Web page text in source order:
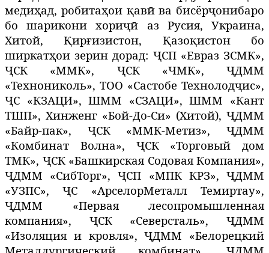
медиҳад, робитаҳои қавӣ ва бисёрҷонибаро
бо шарикони хориҷӣ аз Русия, Украина,
Хитой, Қирғизистон, Қазоқистон бо
ширкатҳои зерин дорад: ҶСП «Евраз ЗСМК»,
ҶСК «ММК», ҶСК «ЧМК», ҶДММ
«Технониколь», ТОО «Састобе Технолодҷис»,
ҶС «КЗАЦИ», ШММ «СЗАЦИ», ШММ «Кант
ТШП», Хинженг «Бой-До-Си» (Хитой), ҶДММ
«Байр-пак», ҶСК «ММК-Метиз», ҶДММ
«Комбинат Волна», ҶСК «Торговый дом
ТМК», ҶСК «Башкирская Содовая Компания»,
ҶДММ «СибТорг», ҶСП «МПК КРЗ», ҶДММ
«УЗПС», ҶС «АрселорМеталл Темиртау»,
ҶДММ «Первая лесопромышленная
компания», ҶСК «Северсталь», ҶДММ
«Изоляция и кровля», ҶДММ «Белорецкий